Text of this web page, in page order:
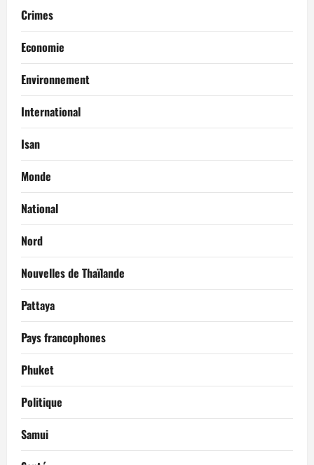
Crimes
Economie
Environnement
International
Isan
Monde
National
Nord
Nouvelles de Thaïlande
Pattaya
Pays francophones
Phuket
Politique
Samui